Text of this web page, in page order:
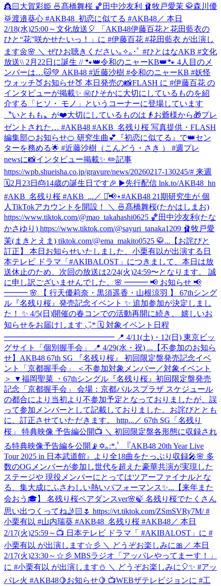
👸🏻大賀彩姫 🍜髙橋舞桜 🏀田中沙友利 🩰牧戸愛茉 🥋森川優
🥁渡邉葵心 #AKB48_初恋に似てる #AKB48／ 本日
2/18(水)25:00～文化放送🎈 「AKB48伊藤百花と花田藍衣の
ひと“花”咲かせたいっ！」に #伊藤百花 #花田藍衣 が出演し
ます🌼🌸 ＼ ぜひお聴きください｡✧｡･ﾟ #ひとはなAKB #文化
放送\\ 2月22日に誕生 // 🐾👑令和のニャーKB👑🐾 4人目のメ
ンバーは…🐱💚 AKB48 #近藤沙樹 #令和のニャーKB #妖怪
ウォッチ🍑お知らせ🍑 本日発売の📸FLASH に #伊藤百花 の
インタビューが掲載✨ ㊙️ひそかに大切にしているものを紹
介する「ヒソ・ モノ」というコーナーに登場しています
〝いともも〟が❤️大切にしているものは👴お爺様から🎁プレ
ゼントされた… #AKB48 #AKB_名残り桜 写真提供・FLASH
編集部🍊お知らせ🍊 研究生曲💕『初恋に似てる』で👑セン
ターを務める🌟 #近藤沙樹（こんどう・さき ） #週プレ
newsに📸インタビュー掲載✨ ✏️記事
https://wpb.shueisha.co.jp/gravure/news/20260217-130245/# 来週
🗓2月23日🎂14歳の誕生日です🎉 ▶️先行配信 lnk.to/AKB48_hn
#AKB_名残り桜 #AKB_... ／ ⋆͛📢⋆#AKB48 21期研究生が 個
人TikTokアカウントを開設！ ＼ 🍜髙橋舞桜(たかはしまお)
https://www.tiktok.com/@mao_takahashi0625 🏀田中沙友利(たな
かさゆり) https://www.tiktok.com/@sayuri_tanaka1209 🩰牧戸愛
茉(まきとえま) tiktok.com/@ema_makito0525 🥋... 【お詫びと
訂正】 本日お知らせいたしました、小栗有以が出演する日
本テレビ ドラマ「#AKIBALOST」につきまして、本日は放
送休止のため、次回の放送は2/24(火)24:59〜となります。 誠
に申し訳ございませんでした。 🌸 ━━━ 📢 お知らせ 📢
━━━ 🌸 【 行天優莉奈・黒須遥香・山根涼羽 】 67thシング
ル『名残り桜』発売記念イベント ✨ 追加参加が決定しまし
た！ ✨ 4/5(日)開催の春コンでの活動再開に続き、 嬉しいお
知らせをお届けします ◡̈* 🗓 対象イベント日程
━━━━━━━━━━━━━━ 📍 4/11(土)・12(日) 東京ビッ
グサイト「個別握手会」 📍 4/29(水・祝) ... 【不参加のお知ら
せ】AKB48 67th SG 『名残り桜』 初回限定盤発売記念イベ
ント「京都握手会」 ＜不参加対象メンバー／対象イベント
＞ ▼福岡聖菜 ・67thシングル『名残り桜』初回限定盤発売
記念「京都握手会」 会場：京都パルスプラザ スケジュール
の都合により当初より不参加予定となっておりましたが、誤
って参加メンバーとして記載しておりました。お詫びととも
に、訂正させていただきます。 http... ／ 67th SG「名残り
桜」 特典映像 予告編公開📺 ＼ 初回限定盤各形態に収録され
る特典映像予告編を公開📡✡｡:*.ﾟ 『AKB48 20th Year Live
Tour 2025 in 日本武道館』より全18曲をたっぷり収録🎤🌸 多
数のOGメンバーが参加し世代を超えた豪華共演が実現した
ステージや 現役メンバーにとってはツアーファイナルとな
る、集大成にふさわしい熱いパフォーマンス✨... 【来年また
会おう🎓】 名残り桜ペアダンスver🌸🍃 名残り桜でたくさん
思い出つくってね🤳🏻🌷 https://vt.tiktok.com/ZSmSVRy7M/ #
小栗有以 #山内瑞葵 #AKB48_名残り桜 #AKB48／ 本日
2/17(火)25:59～📺 日本テレビ ドラマ「 #AKIBALOST」に #
小栗有以 が出演します☆彡 ＼ どうぞお楽しみに🎀 ／ 本日
2/17(火)23:30～☆彡 MBSラジオ「アッパレやってまーす！」
に #小栗有以 が出演します⛄ ＼ どうぞお楽しみに🎈✨ #アッ
パレ火 #AKB48🍋お知らせ🍋 📺WEBザテレビジョンに #工